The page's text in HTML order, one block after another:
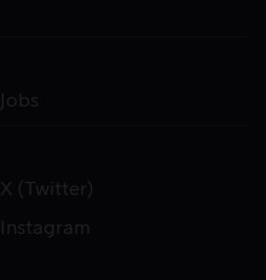
Jobs
X (Twitter)
Instagram